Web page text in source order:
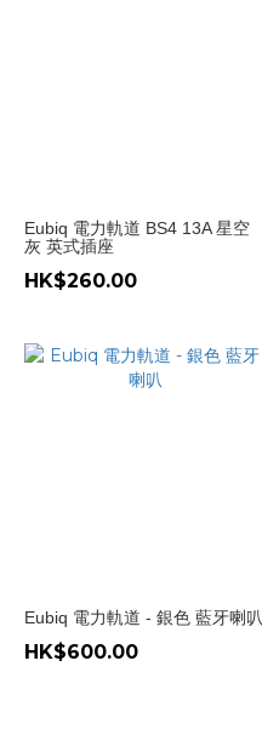
Eubiq 電力軌道 BS4 13A 星空
灰 英式插座
HK$260.00
Eubiq 電力軌道 - 銀色 藍牙喇叭
HK$600.00